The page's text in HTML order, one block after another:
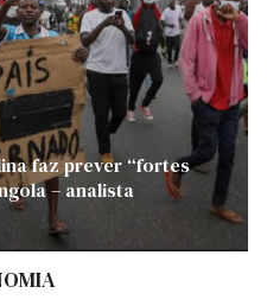
faz prever “fortes
– analista